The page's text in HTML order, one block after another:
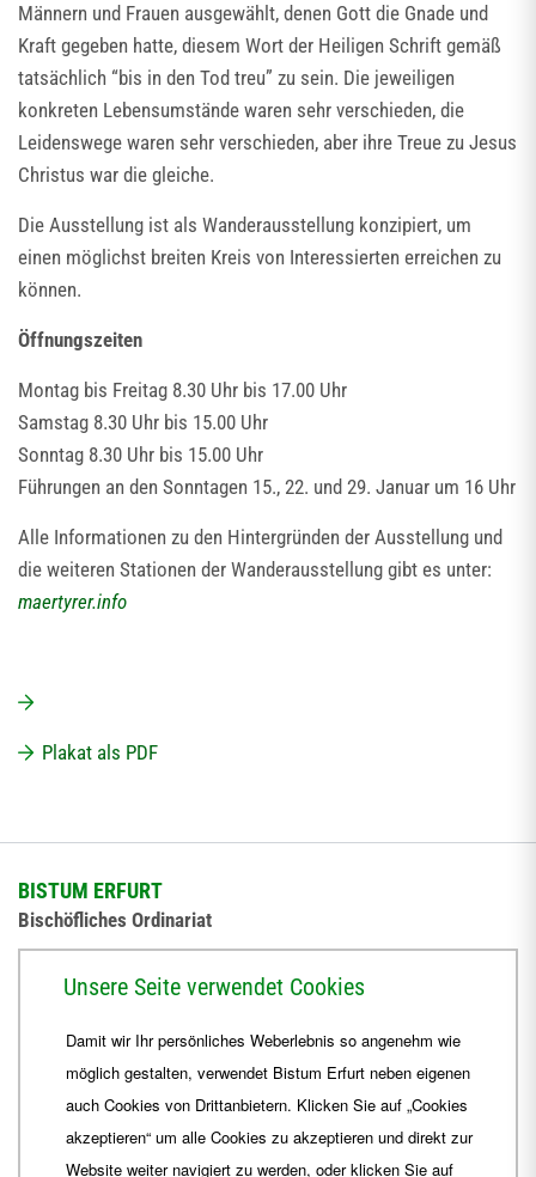
Männern und Frauen ausgewählt, denen Gott die Gnade und
Kraft gegeben hatte, diesem Wort der Heiligen Schrift gemäß
tatsächlich “bis in den Tod treu” zu sein. Die jeweiligen
konkreten Lebensumstände waren sehr verschieden, die
Leidenswege waren sehr verschieden, aber ihre Treue zu Jesus
Christus war die gleiche.
Die Ausstellung ist als Wanderausstellung konzipiert, um
einen möglichst breiten Kreis von Interessierten erreichen zu
können.
Öffnungszeiten
Montag bis Freitag 8.30 Uhr bis 17.00 Uhr
Samstag 8.30 Uhr bis 15.00 Uhr
Sonntag 8.30 Uhr bis 15.00 Uhr
Führungen an den Sonntagen 15., 22. und 29. Januar um 16 Uhr
Alle Informationen zu den Hintergründen der Ausstellung und
die weiteren Stationen der Wanderausstellung gibt es unter:
maertyrer.info
Plakat als PDF
BISTUM ERFURT
Bischöfliches Ordinariat
+49 361 6572-444
ordinariat Bistum-Erfurt.de
Unsere Seite verwendet Cookies
Damit wir Ihr persönliches Weberlebnis so angenehm wie
möglich gestalten, verwendet Bistum Erfurt neben eigenen
auch Cookies von Drittanbietern. Klicken Sie auf „Cookies
akzeptieren“ um alle Cookies zu akzeptieren und direkt zur
Website weiter navigiert zu werden, oder klicken Sie auf